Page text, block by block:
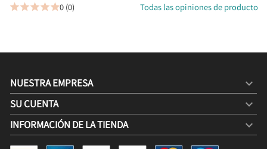
0 (0) Todas las opiniones de producto
NUESTRA EMPRESA 
SU CUENTA 
INFORMACIÓN DE LA TIENDA keyboard_arrow_down